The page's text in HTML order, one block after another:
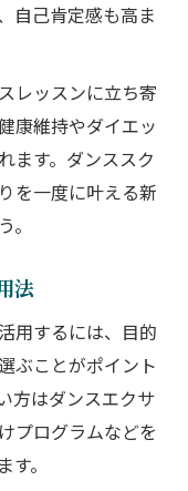
自己肯定感も高ま
レッスンに立ち寄
康維持やダイエッ
ます。ダンススク
を一度に叶える新
法
用するには、目的
ぶことがポイント
方はダンスエクサ
プログラムなどを
。